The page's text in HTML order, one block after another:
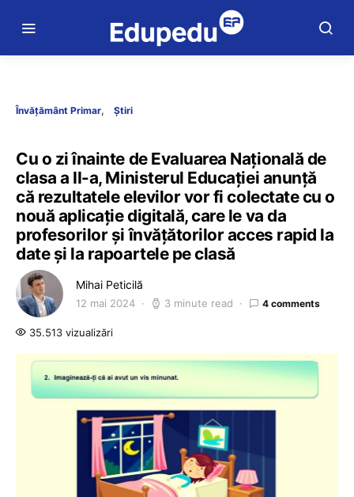
Învățământ Primar Știri
Cu o zi înainte de Evaluarea Națională de
clasa a II-a, Ministerul Educației anunță
că rezultatele elevilor vor fi colectate cu o
nouă aplicație digitală, care le va da
profesorilor și învățătorilor acces rapid la
date și la rapoartele pe clasă
Mihai Peticilă
12 mai 2024 3 minute read 4 comments
35.513 vizualizări